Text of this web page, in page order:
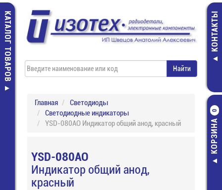
КАТАЛОГ ТОВАРОВ КОНТАКТЫ
КОРЗИНА
0
Главная
Светодиоды
Светодиодные индикаторы
YSD-080AO Индикатор общий анод, красный
YSD-080AO
Индикатор общий анод,
красный